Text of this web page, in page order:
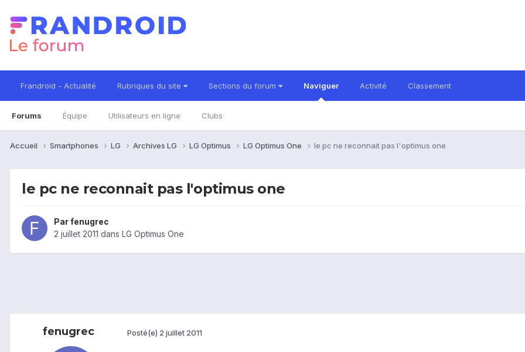
Frandroid - Actualité Rubriques du site Sections du forum Naviguer
Forums Équipe Utilisateurs en ligne Clubs
Activité Classement
Accueil Smartphones LG Archives LG LG Optimus LG Optimus One le pc ne reconnait pas l'optimus one
le pc ne reconnait pas l'optimus one
Parfenugrec
2 juillet 2011 dans LG Optimus One
fenugrec Posté(e) 2 juillet 2011